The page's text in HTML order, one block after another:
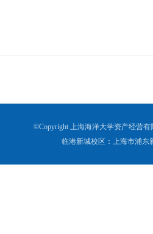
©Copyright 上海海洋大学资产经营有
临港新城校区：上海市浦东